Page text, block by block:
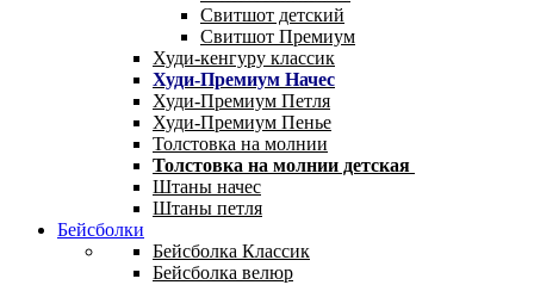
Свитшот детский
Свитшот Премиум
Худи-кенгуру классик
Худи-Премиум Начес
Худи-Премиум Петля
Худи-Премиум Пенье
Толстовка на молнии
Толстовка на молнии детская
Штаны начес
Штаны петля
Бейсболки
Бейсболка Классик
Бейсболка велюр